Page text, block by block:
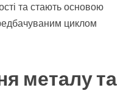
та стають основою
циклом
металу та